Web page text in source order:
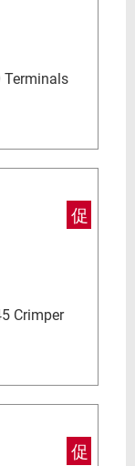
Terminals
促
Crimper
促